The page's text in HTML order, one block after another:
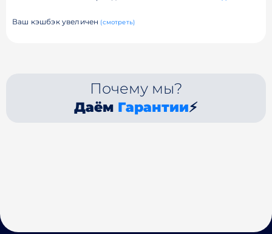
Ваш кэшбэк увеличен (смотреть)
Почему мы?
Даём Гарантии⚡